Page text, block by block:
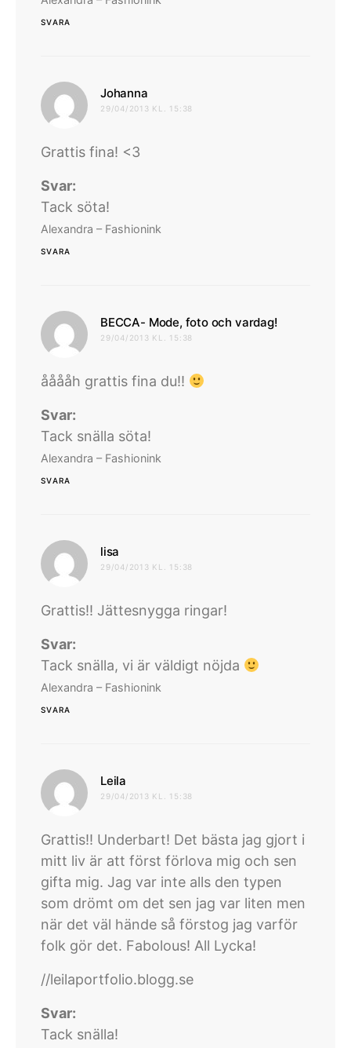
SVARA
Johanna
29/04/2013 KL. 15:38
Grattis fina! <3
Svar:
Tack söta!
Alexandra – Fashionink
SVARA
BECCA- Mode, foto och vardag!
29/04/2013 KL. 15:38
ååååh grattis fina du!!
Svar:
Tack snälla söta!
Alexandra – Fashionink
SVARA
lisa
29/04/2013 KL. 15:38
Grattis!! Jättesnygga ringar!
Svar:
Tack snälla, vi är väldigt nöjda
Alexandra – Fashionink
SVARA
Leila
29/04/2013 KL. 15:38
Grattis!! Underbart! Det bästa jag gjort i
mitt liv är att först förlova mig och sen
gifta mig. Jag var inte alls den typen
som drömt om det sen jag var liten men
när det väl hände så förstog jag varför
folk gör det. Fabolous! All Lycka!
//leilaportfolio.blogg.se
Svar:
Tack snälla!